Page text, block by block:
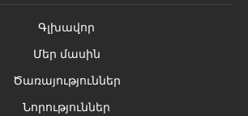
Գլխավոր
Մեր մասին
Ծառայություններ
Նորություններ